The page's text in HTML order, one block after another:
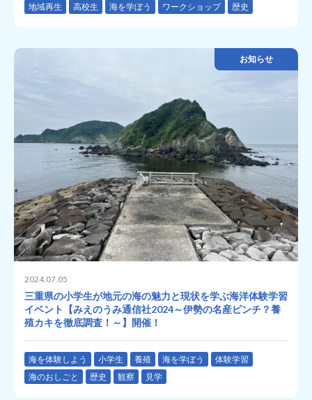
地域再生 高校生 海を学ぼう ワークショップ 歴史
お知らせ
2024.07.05
三重県の小学生が地元の海の魅力と現状を学ぶ海洋体験学習
イベント【みえのうみ通信社2024～伊勢の名産ピンチ？養
殖カキを徹底調査！～】開催！
海を体験しよう 小学生 養殖 海を学ぼう
体験学習
海のおしごと
歴史 観察 見学